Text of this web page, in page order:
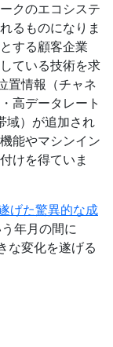
クのエコシステ
るものになりま
する顧客企業
ている技術を求
置情報（チャネ
高データレート
域）が追加され
能やマシンイン
けを得ていま
げた驚異的な成
年月の間に
な変化を遂げる